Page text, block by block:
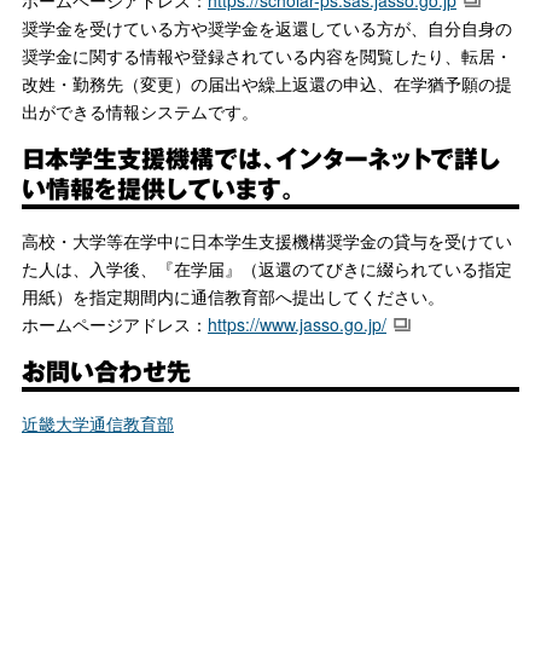
奨学金を受けている方や奨学金を返還している方が、自分自身の
奨学金に関する情報や登録されている内容を閲覧したり、転居・
改姓・勤務先（変更）の届出や繰上返還の申込、在学猶予願の提
出ができる情報システムです。
日本学生支援機構では、インターネットで詳し
い情報を提供しています。
高校・大学等在学中に日本学生支援機構奨学金の貸与を受けてい
た人は、入学後、『在学届』（返還のてびきに綴られている指定
用紙）を指定期間内に通信教育部へ提出してください。
ホームページアドレス： https://www.jasso.go.jp/
お問い合わせ先
近畿大学通信教育部